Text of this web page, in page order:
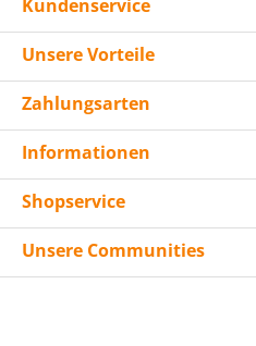
Kundenservice
Unsere Vorteile
Zahlungsarten
Informationen
Shopservice
Unsere Communities